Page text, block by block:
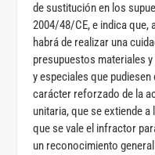
de sustitución en los
2004/48/CE, e indica que,
habrá de realizar una
presupuestos materiales
y especiales que pudiesen
carácter reforzado de la
unitaria, que se extiende
que se vale el infractor
un reconocimiento